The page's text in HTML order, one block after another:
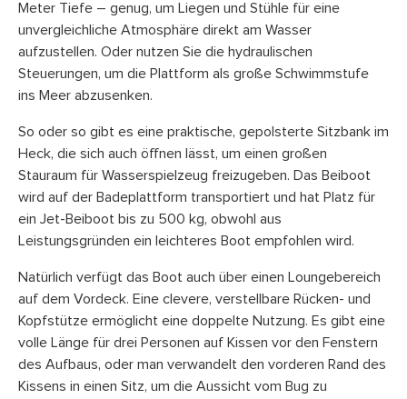
Meter Tiefe – genug, um Liegen und Stühle für eine
unvergleichliche Atmosphäre direkt am Wasser
aufzustellen. Oder nutzen Sie die hydraulischen
Steuerungen, um die Plattform als große Schwimmstufe
ins Meer abzusenken.
So oder so gibt es eine praktische, gepolsterte Sitzbank im
Heck, die sich auch öffnen lässt, um einen großen
Stauraum für Wasserspielzeug freizugeben. Das Beiboot
wird auf der Badeplattform transportiert und hat Platz für
ein Jet-Beiboot bis zu 500 kg, obwohl aus
Leistungsgründen ein leichteres Boot empfohlen wird.
Natürlich verfügt das Boot auch über einen Loungebereich
auf dem Vordeck. Eine clevere, verstellbare Rücken- und
Kopfstütze ermöglicht eine doppelte Nutzung. Es gibt eine
volle Länge für drei Personen auf Kissen vor den Fenstern
des Aufbaus, oder man verwandelt den vorderen Rand des
Kissens in einen Sitz, um die Aussicht vom Bug zu